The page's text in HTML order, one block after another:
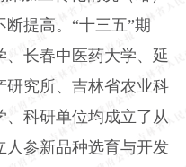
断提高。“十三五”期
长春中医药大学、延
研究所、吉林省农业科
科研单位均成立了从
人参新品种选育与开发